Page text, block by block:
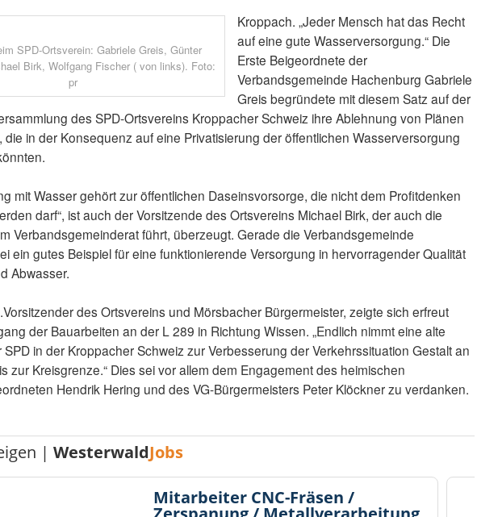
SPD-Ortsverein: Gabriele Greis, Günter
Birk, Wolfgang Fischer ( von links). Foto:
pr
Kroppach. „Jeder Mensch hat das Recht
auf eine gute Wasserversorgung.“ Die
Erste Beigeordnete der
Verbandsgemeinde Hachenburg Gabriele
Greis begründete mit diesem Satz auf der
des SPD-Ortsvereins Kroppacher Schweiz ihre Ablehnung von Plänen
die in der Konsequenz auf eine Privatisierung der öffentlichen Wasserversorgung
mit Wasser gehört zur öffentlichen Daseinsvorsorge, die nicht dem Profitdenken
darf“, ist auch der Vorsitzende des Ortsvereins Michael Birk, der auch die
Verbandsgemeinderat führt, überzeugt. Gerade die Verbandsgemeinde
ein gutes Beispiel für eine funktionierende Versorgung in hervorragender Qualität
Abwasser.
des Ortsvereins und Mörsbacher Bürgermeister, zeigte sich erfreut
der Bauarbeiten an der L 289 in Richtung Wissen. „Endlich nimmt eine alte
in der Kroppacher Schweiz zur Verbesserung der Verkehrssituation Gestalt an
zur Kreisgrenze.“ Dies sei vor allem dem Engagement des heimischen
Hendrik Hering und des VG-Bürgermeisters Peter Klöckner zu verdanken.
|WesterwaldJobs
Mitarbeiter CNC-Fräsen /